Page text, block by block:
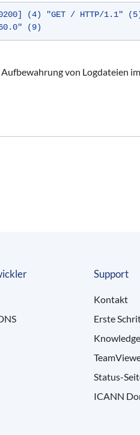
(4) "GET / HTTP/1.1"
(9)
von Logdateien
Support
Kontakt
Erste
Status-
ICANN